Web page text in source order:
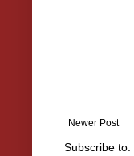
Newer Post
Subscribe to: